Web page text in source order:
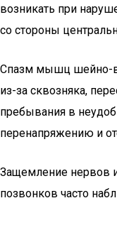
возникать при
со стороны
Спазм мышц шейно-
из-за сквозняка,
пребывания в
перенапряжению и
Защемление нервов
позвонков часто